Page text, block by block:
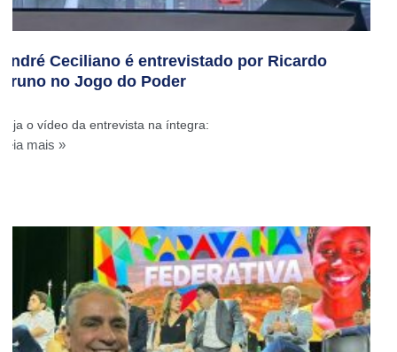
André Ceciliano é entrevistado por Ricardo
Bruno no Jogo do Poder
Veja o vídeo da entrevista na íntegra:
Leia mais »